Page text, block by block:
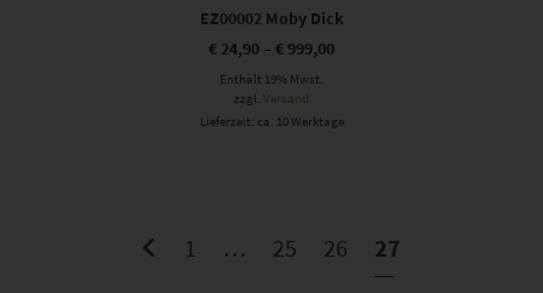
EZ00002 Moby Dick
€ 24,90 – € 999,00
Enthält 19% Mwst.
zzgl.
Versand
Lieferzeit: ca. 10 Werktage
1 … 25 26 27